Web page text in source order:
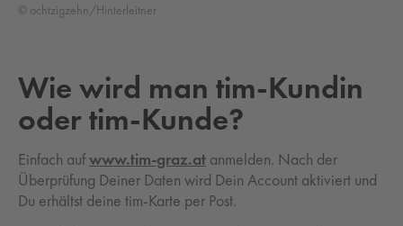
© achtzigzehn/Hinterleitner
Wie wird man tim-Kundin
oder tim-Kunde?
Einfach aufwww.tim-graz.at anmelden. Nach der
Überprüfung Deiner Daten wird Dein Account aktiviert und
Du erhältst deine tim-Karte per Post.